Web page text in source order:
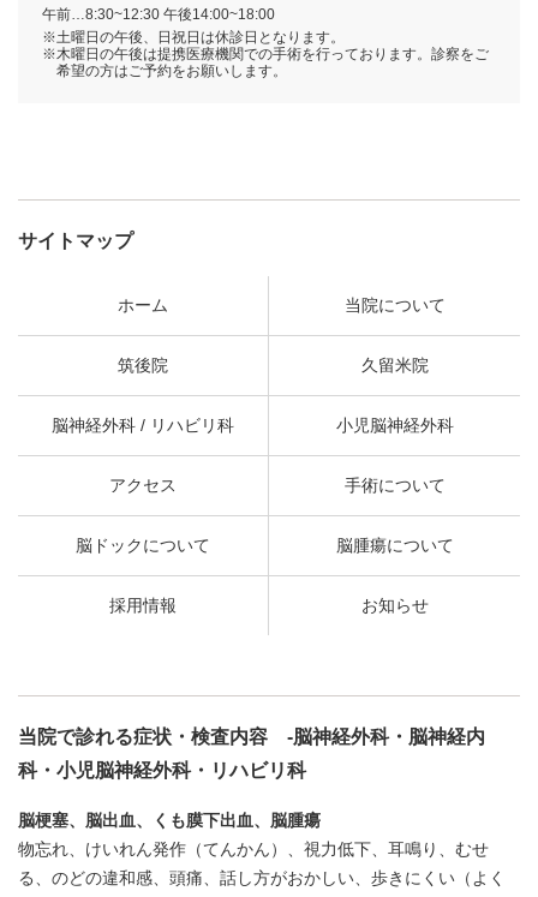
午前…8:30~12:30 午後14:00~18:00
※土曜日の午後、日祝日は休診日となります。
※木曜日の午後は提携医療機関での手術を行っております。診察をご
希望の方はご予約をお願いします。
サイトマップ
ホーム 当院について
筑後院 久留米院
脳神経外科 / リハビリ科 小児脳神経外科
アクセス 手術について
脳ドックについて 脳腫瘍について
採用情報 お知らせ
当院で診れる症状・検査内容 -脳神経外科・脳神経内
科・小児脳神経外科・リハビリ科
脳梗塞、脳出血、くも膜下出血、脳腫瘍
物忘れ、けいれん発作（てんかん）、視力低下、耳鳴り、むせ
る、のどの違和感、頭痛、話し方がおかしい、歩きにくい（よく